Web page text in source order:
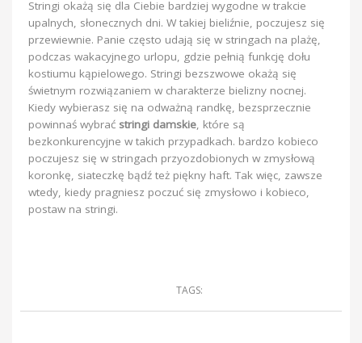
Stringi okażą się dla Ciebie bardziej wygodne w trakcie
upalnych, słonecznych dni. W takiej bieliźnie, poczujesz się
przewiewnie. Panie często udają się w stringach na plażę,
podczas wakacyjnego urlopu, gdzie pełnią funkcję dołu
kostiumu kąpielowego. Stringi bezszwowe okażą się
świetnym rozwiązaniem w charakterze bielizny nocnej.
Kiedy wybierasz się na odważną randkę, bezsprzecznie
powinnaś wybrać stringi damskie, które są
bezkonkurencyjne w takich przypadkach. bardzo kobieco
poczujesz się w stringach przyozdobionych w zmysłową
koronkę, siateczkę bądź też piękny haft. Tak więc, zawsze
wtedy, kiedy pragniesz poczuć się zmysłowo i kobieco,
postaw na stringi.
TAGS: